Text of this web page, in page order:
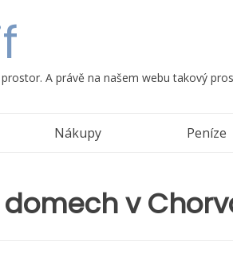
A právě na našem webu takový
Nákupy Peníze
v